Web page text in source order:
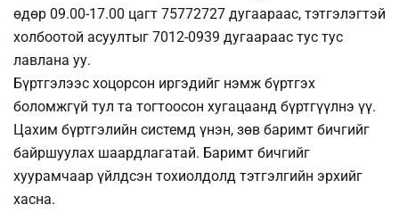
өдөр 09.00-17.00 цагт 75772727 дугаараас, тэтгэлэгтэй
холбоотой асуултыг 7012-0939 дугаараас тус тус
лавлана уу.
Бүртгэлээс хоцорсон иргэдийг нэмж бүртгэх
боломжгүй тул та тогтоосон хугацаанд бүртгүүлнэ үү.
Цахим бүртгэлийн системд үнэн, зөв баримт бичгийг
байршуулах шаардлагатай. Баримт бичгийг
хуурамчаар үйлдсэн тохиолдолд тэтгэлгийн эрхийг
хасна.